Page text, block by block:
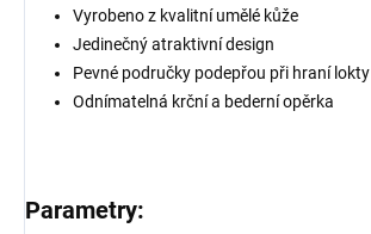
Vyrobeno z kvalitní umělé kůže
Jedinečný atraktivní design
Pevné područky podepřou při hraní lokty
Odnímatelná krční a bederní opěrka
Parametry: